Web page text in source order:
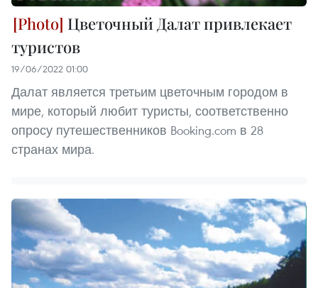
Цветочный Далат привлекает
туристов
19/06/2022 01:00
Далат является третьим цветочным городом в
мире, который любит туристы, соответственно
опросу путешественников Booking.com в 28
странах мира.